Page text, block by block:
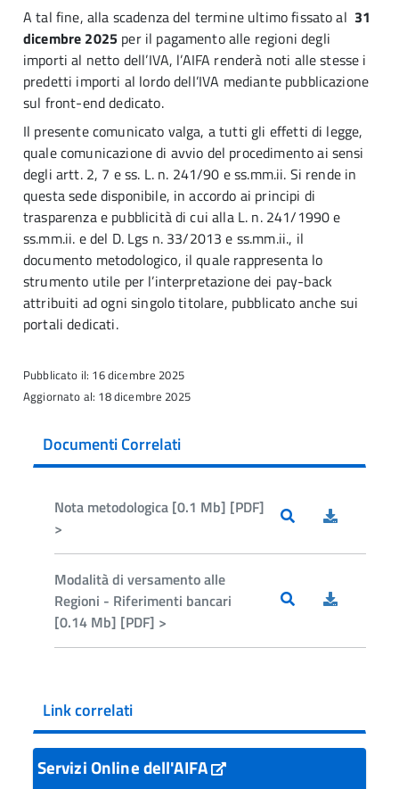
A tal fine, alla scadenza del termine ultimo fissato al 31
dicembre 2025 per il pagamento alle regioni degli
importi al netto dell’IVA, l’AIFA renderà noti alle stesse i
predetti importi al lordo dell’IVA mediante pubblicazione
sul front-end dedicato.
Il presente comunicato valga, a tutti gli effetti di legge,
quale comunicazione di avvio del procedimento ai sensi
degli artt. 2, 7 e ss. L. n. 241/90 e ss.mm.ii. Si rende in
questa sede disponibile, in accordo ai principi di
trasparenza e pubblicità di cui alla L. n. 241/1990 e
ss.mm.ii. e del D. Lgs n. 33/2013 e ss.mm.ii., il
documento metodologico, il quale rappresenta lo
strumento utile per l’interpretazione dei pay-back
attribuiti ad ogni singolo titolare, pubblicato anche sui
portali dedicati.
Pubblicato il: 16 dicembre 2025
Aggiornato al: 18 dicembre 2025
Documenti Correlati
Nota metodologica [0.1 Mb] [PDF]
>
Modalità di versamento alle
Regioni - Riferimenti bancari
[0.14 Mb] [PDF] >
Link correlati
Servizi Online dell'AIFA